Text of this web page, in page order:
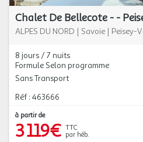
Chalet De Bellecote - -
ALPES DU NORD | Savoie | Peisey-
8 jours / 7 nuits
Formule Selon programme
Sans Transport
Réf : 463666
à partir de
3 119€ TTC
par héb.